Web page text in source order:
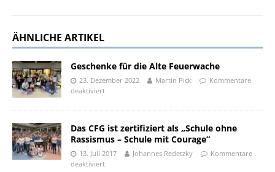
ÄHNLICHE ARTIKEL
Geschenke für die Alte Feuerwache
23. Dezember 2022 Martin Pick
Kommentare
deaktiviert
Das CFG ist zertifiziert als „Schule ohne
Rassismus – Schule mit Courage“
13. Juli 2017 Johannes Redetzky
Kommentare
deaktiviert